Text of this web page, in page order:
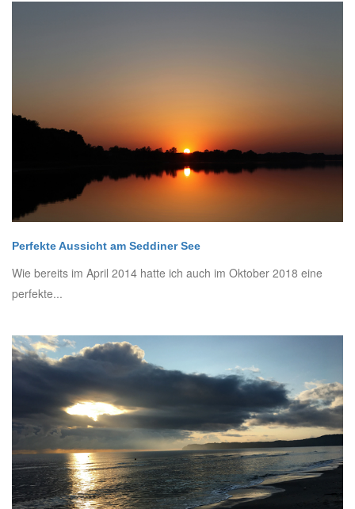
Perfekte Aussicht am Seddiner See
Wie bereits im April 2014 hatte ich auch im Oktober 2018 eine
perfekte...